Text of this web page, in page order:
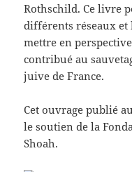
Rothschild. Ce livre
différents réseaux et
mettre en
contribué au
juive de France.
Cet ouvrage publié
le soutien de la
Shoah.